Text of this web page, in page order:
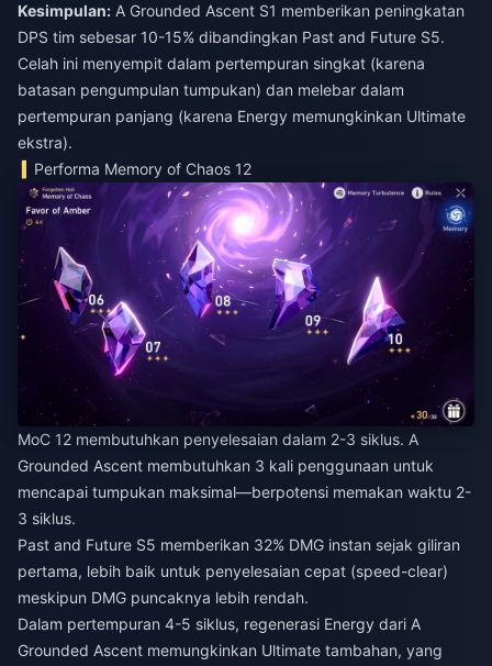
Kesimpulan: A Grounded Ascent S1 memberikan peningkatan
DPS tim sebesar 10-15% dibandingkan Past and Future S5.
Celah ini menyempit dalam pertempuran singkat (karena
batasan pengumpulan tumpukan) dan melebar dalam
pertempuran panjang (karena Energy memungkinkan Ultimate
ekstra).
Performa Memory of Chaos 12
MoC 12 membutuhkan penyelesaian dalam 2-3 siklus. A
Grounded Ascent membutuhkan 3 kali penggunaan untuk
mencapai tumpukan maksimal—berpotensi memakan waktu 2-
3 siklus.
Past and Future S5 memberikan 32% DMG instan sejak giliran
pertama, lebih baik untuk penyelesaian cepat (speed-clear)
meskipun DMG puncaknya lebih rendah.
Dalam pertempuran 4-5 siklus, regenerasi Energy dari A
Grounded Ascent memungkinkan Ultimate tambahan, yang